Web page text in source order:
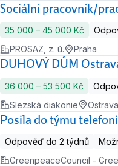
Sociální pracovník/
35 000 ‍–‍ 45 000 Kč
PROSAZ, z. ú.
Praha
DUHOVÝ DŮM
36 000 ‍–‍ 53 500 Kč
Slezská diakonie
Posila do týmu
Odpověď do 2 týdnů
GreenpeaceCouncil -